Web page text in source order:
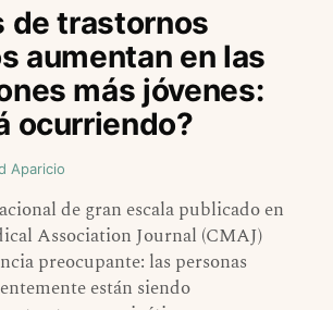
de trastornos
aumentan en las
más jóvenes:
ocurriendo?
Aparicio
de gran escala publicado en
Association Journal (CMAJ)
preocupante: las personas
están siendo